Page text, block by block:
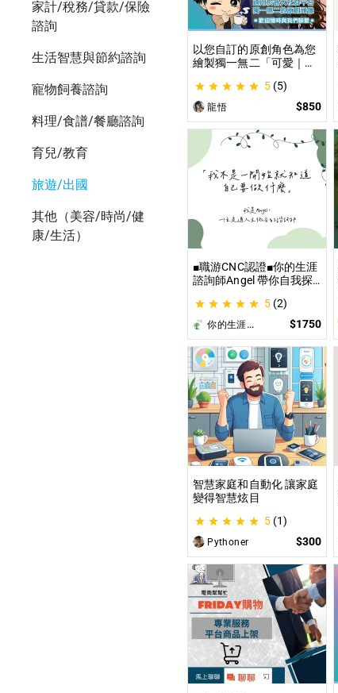
家計/稅務/貸款/保險
諮詢
生活智慧與節約諮詢
寵物飼養諮詢
料理/食譜/餐廳諮詢
育兒/教育
旅遊/出國
其他（美容/時尚/健
康/生活）
以您自訂的原創角色為您
繪製獨一無二「可愛｜美
業繪師將繪製1張可自行
指定「表情」和「動作」
的理想頭貼！
5 (5)
龍悟 $850
■職游CNC認證■你的生涯
諮詢師Angel 帶你自我探
索&職涯諮詢 | 🌳心理所碩
士 生涯諮詢師 Angel 為你
服務😊
5 (2)
你的生涯導航諮詢師Angel $1750
智慧家庭和自動化 讓家庭
變得智慧炫目
5 (1)
Pythoner $300